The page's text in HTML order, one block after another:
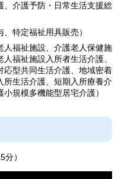
、介護予防・日常生活支援総
、特定福祉用具販売）
人福祉施設、介護老人保健施
福祉施設入所者生活介護、
応型共同生活介護、地域密着
所生活介護、短期入所療養介
規模多機能型居宅介護）
）